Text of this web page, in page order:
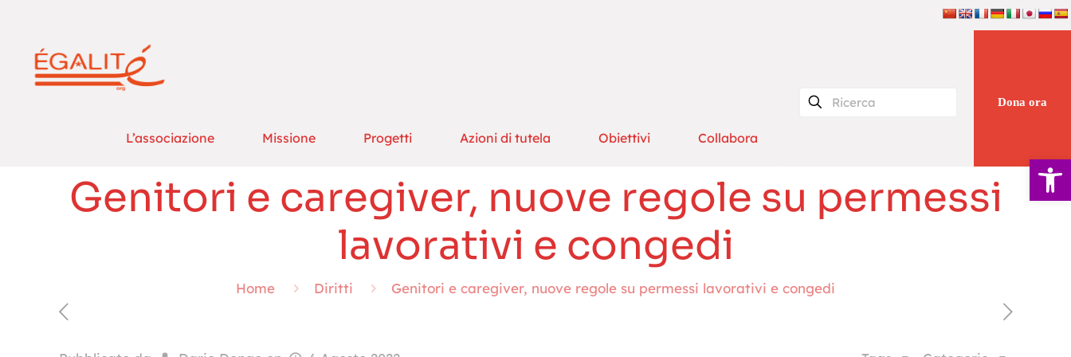
Apri la
L’associazione Missione Progetti Azioni di tutela Obiettivi Collabora
Dona ora
Genitori e caregiver, nuove regole su permessi
lavorativi e congedi
Home Diritti Genitori e caregiver, nuove regole su permessi lavorativi e congedi